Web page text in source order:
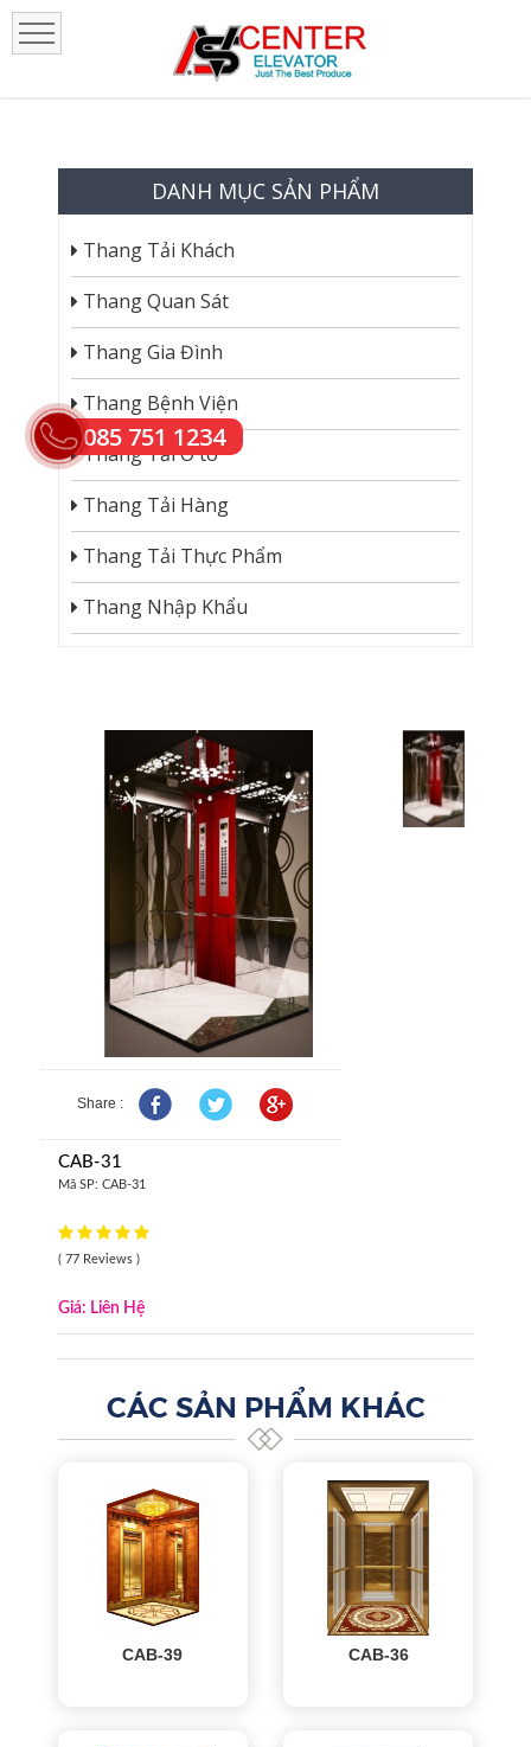
DANH MỤC SẢN PHẨM
Thang Tải Khách
Thang Quan Sát
Thang Gia Đình
Thang Bệnh Viện
Thang Tải Ô tô
Thang Tải Hàng
Thang Tải Thực Phẩm
Thang Nhập Khẩu
Share :
CAB-31
Mã SP: CAB-31
( 77 Reviews )
Giá: Liên Hệ
CÁC SẢN PHẨM KHÁC
CAB-39 CAB-36
085 751 1234